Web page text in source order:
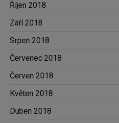
Říjen 2018
Září 2018
Srpen 2018
Červenec 2018
Červen 2018
Květen 2018
Duben 2018